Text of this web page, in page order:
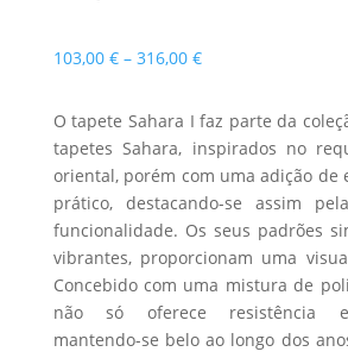
103,00 € – 316,00 €Price
103,00 €
through
316,00 €
O tapete Sahara I faz parte da
tapetes Sahara, inspirados no
oriental, porém com uma adição de
prático, destacando-se assim
funcionalidade. Os seus padrões
vibrantes, proporcionam uma
Concebido com uma mistura de
não só oferece resistência e
mantendo-se belo ao longo dos